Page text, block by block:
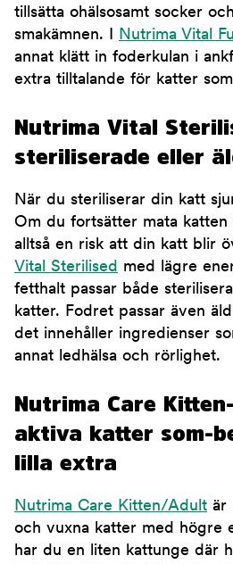
tillsätta ohälsosamt socker
smakämnen. I Nutrima Vital
annat klätt in foderkulan i
extra tilltalande för katter
Nutrima Vital
steriliserade eller
När du steriliserar din katt
Om du fortsätter mata katten
alltså en risk att din katt blir
Vital Sterilised med lägre
fetthalt passar både
katter. Fodret passar även
det innehåller ingredienser
annat ledhälsa och rörlighet.
Nutrima Care
aktiva katter som-
lilla extra
Nutrima Care Kitten/Adult är
och vuxna katter med högre
har du en liten kattunge där